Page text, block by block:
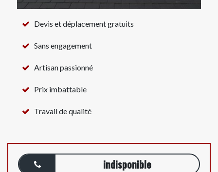
Devis et déplacement gratuits
Sans engagement
Artisan passionné
Prix imbattable
Travail de qualité
indisponible